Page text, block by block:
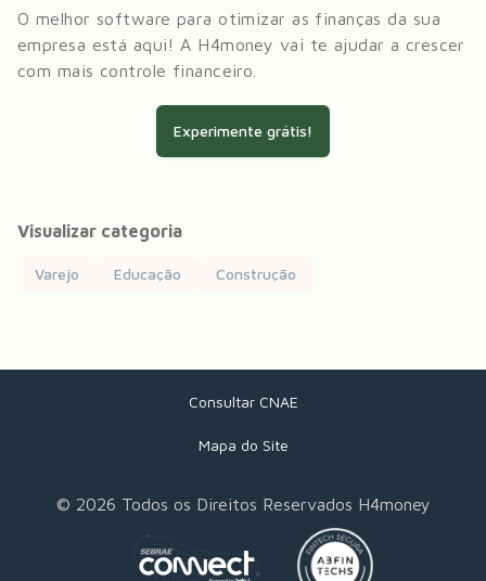
O melhor software para otimizar as finanças da sua
empresa está aqui! A H4money vai te ajudar a crescer
com mais controle financeiro.
Experimente grátis!
Visualizar categoria
Varejo Educação Construção
Consultar CNAE
Mapa do Site
© 2026 Todos os Direitos Reservados H4money